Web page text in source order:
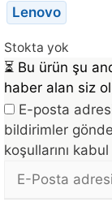
Lenovo
Stokta yok
⏳ Bu ürün şu
haber alan siz
E-posta
bildirimler
koşullarını
posta